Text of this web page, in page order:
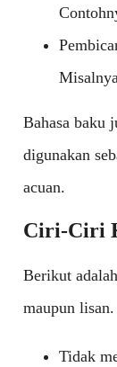
Bahasa baku
digunakan
acuan.
Ciri-Ciri
Berikut
maupun lisan.
Tidak